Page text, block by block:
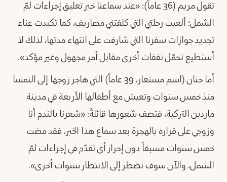
تقول مريم (36 عاماً): «عند سماعنا خبر تعليق إجراءات لمّ
الشمل؛ ألغيت رحلتي التي كلفتني مصاريف، كما تكبدت عناء
تجديد جوازات سفرنا التي شارفت على انتهاء مدتها، لذلك لا
أستطيع تحمّل نفقات أخرى مقابل أمر مجهول وغير مؤكد».
أما حنان (اسم مستعار، 39 عاماً) التي هاجر زوجها إلى النمسا
منذ خمس سنوات وتعيش مع أطفالها الأربعة في مدينة
ماردين التركية، فتصف شعورها قائلةً: «شعرنا بالندم أنا
وزوجي على قراره بالهجرة بعد سماع هذا الخبر، فقد مضت
خمس سنوات مسبقاً دون إحراز أي تقدّم في إجراءات لمّ
الشمل، والآن سوف نضطر إلى الانتظار سنوات أخرى».